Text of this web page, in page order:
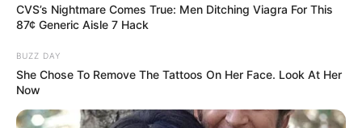
CTA LOVE
CVS’s Nightmare Comes True: Men Ditching Viagra For This
87¢ Generic Aisle 7 Hack
BUZZ DAY
She Chose To Remove The Tattoos On Her Face. Look At Her
Now